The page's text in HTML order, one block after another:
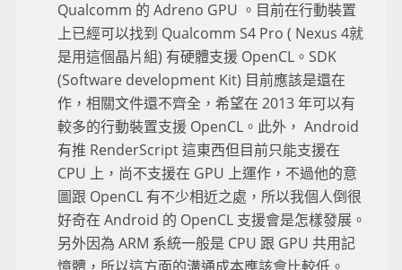
Qualcomm 的 Adreno GPU 。目前在行動裝置
上已經可以找到 Qualcomm S4 Pro ( Nexus 4就
是用這個晶片組) 有硬體支援 OpenCL。SDK
(Software development Kit) 目前應該是還在
作，相關文件還不齊全，希望在 2013 年可以有
較多的行動裝置支援 OpenCL。此外， Android
有推 RenderScript 這東西但目前只能支援在
CPU 上，尚不支援在 GPU 上運作，不過他的意
圖跟 OpenCL 有不少相近之處，所以我個人倒很
好奇在 Android 的 OpenCL 支援會是怎樣發展。
另外因為 ARM 系統一般是 CPU 跟 GPU 共用記